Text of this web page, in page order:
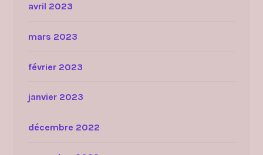
avril 2023
mars 2023
février 2023
janvier 2023
décembre 2022